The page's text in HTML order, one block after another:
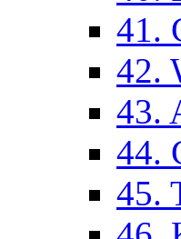
41.
42.
43.
44.
45.